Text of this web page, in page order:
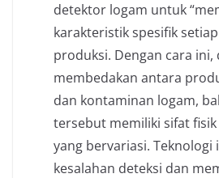
detektor logam untuk
karakteristik spesifik
produksi. Dengan cara
membedakan antara
dan kontaminan logam,
tersebut memiliki sifat
yang bervariasi.
kesalahan deteksi dan